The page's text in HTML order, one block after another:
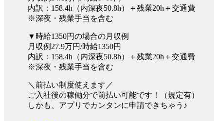
内訳：158.4h（内深夜50.8h）＋残業20h＋交通費
※深夜・残業手当を含む
▼時給1350円の場合の月収例
月収例27.9万円/時給1350円
内訳：158.4h（内深夜50.8h）＋残業20h＋交通費
※深夜・残業手当を含む
＼前払い制度使えます／
ご入社後の稼働分で前払い可能です！（規定有）
しかも、アプリでカンタンに申請できちゃう♪